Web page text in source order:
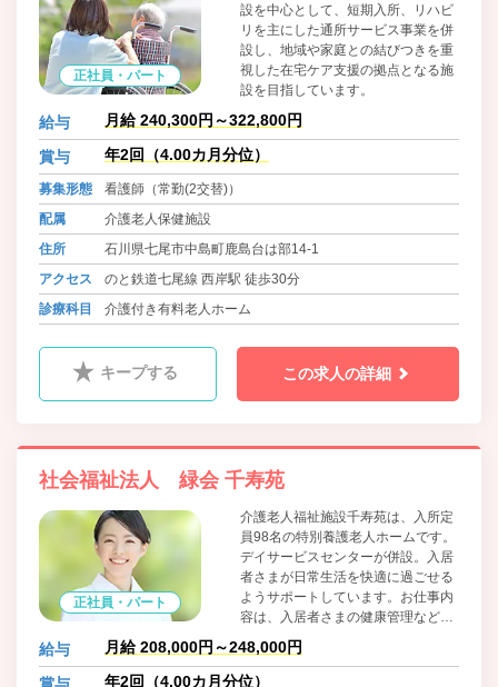
正社員・パート
設を中心として、短期入所、リハビ
リを主にした通所サービス事業を併
設し、地域や家庭との結びつきを重
視した在宅ケア支援の拠点となる施
設を目指しています。
給与 月給 240,300円～322,800円
賞与 年2回（4.00カ月分位）
募集形態
看護師（常勤(2交替)）
配属
介護老人保健施設
住所
石川県七尾市中島町鹿島台は部14-1
アクセス
のと鉄道七尾線 西岸駅 徒歩30分
診療科目
介護付き有料老人ホーム
キープする この求人の詳細
社会福祉法人 緑会 千寿苑
正社員・パート
介護老人福祉施設千寿苑は、入所定
員98名の特別養護老人ホームです。
デイサービスセンターが併設。入居
者さまが日常生活を快適に過ごせる
ようサポートしています。お仕事内
容は、入居者さまの健康管理などの
看護業務です。介護業務の補助も行
っているので、介護についての知識
や技術を習得できます。老年看護に
給与 月給 208,000円～248,000円
年2回（4.00カ月分位）